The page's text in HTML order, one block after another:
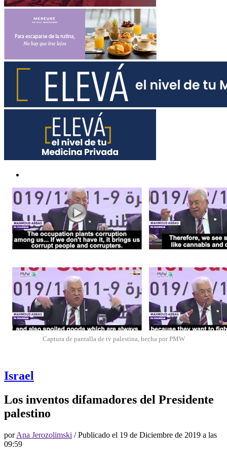
Captura de pantalla de tv palestina, hecha por PMW
Israel
Los inventos difamadores del Presidente
palestino
porAna Jerozolimski / Publicado el 19 de Diciembre de 2019 a las
09:59